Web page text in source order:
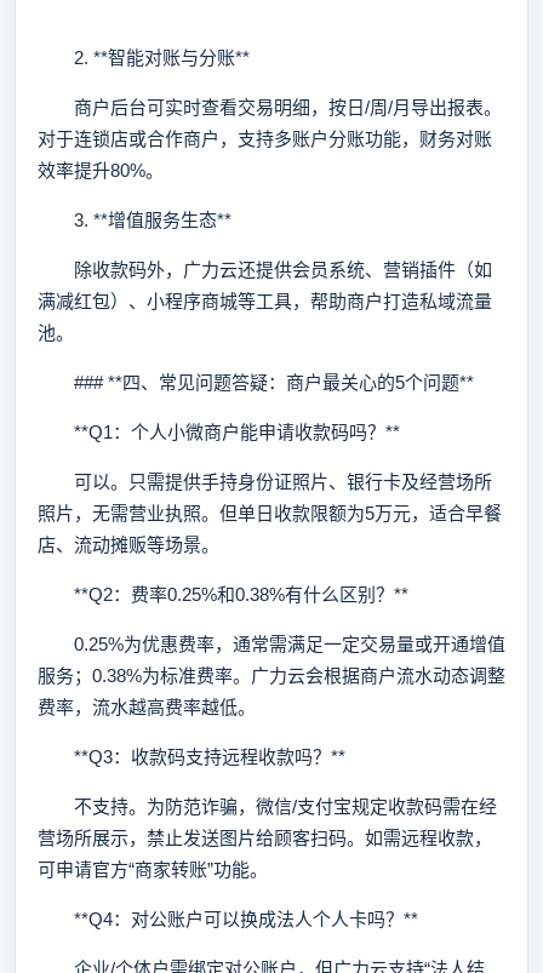
2. **智能对账与分账**
商户后台可实时查看交易明细，按日/周/月导出报表。
对于连锁店或合作商户，支持多账户分账功能，财务对账
效率提升80%。
3. **增值服务生态**
除收款码外，广力云还提供会员系统、营销插件（如
满减红包）、小程序商城等工具，帮助商户打造私域流量
池。
### **四、常见问题答疑：商户最关心的5个问题**
**Q1：个人小微商户能申请收款码吗？**
可以。只需提供手持身份证照片、银行卡及经营场所
照片，无需营业执照。但单日收款限额为5万元，适合早餐
店、流动摊贩等场景。
**Q2：费率0.25%和0.38%有什么区别？**
0.25%为优惠费率，通常需满足一定交易量或开通增值
服务；0.38%为标准费率。广力云会根据商户流水动态调整
费率，流水越高费率越低。
**Q3：收款码支持远程收款吗？**
不支持。为防范诈骗，微信/支付宝规定收款码需在经
营场所展示，禁止发送图片给顾客扫码。如需远程收款，
可申请官方“商家转账”功能。
**Q4：对公账户可以换成法人个人卡吗？**
企业/个体户需绑定对公账户，但广力云支持“法人结